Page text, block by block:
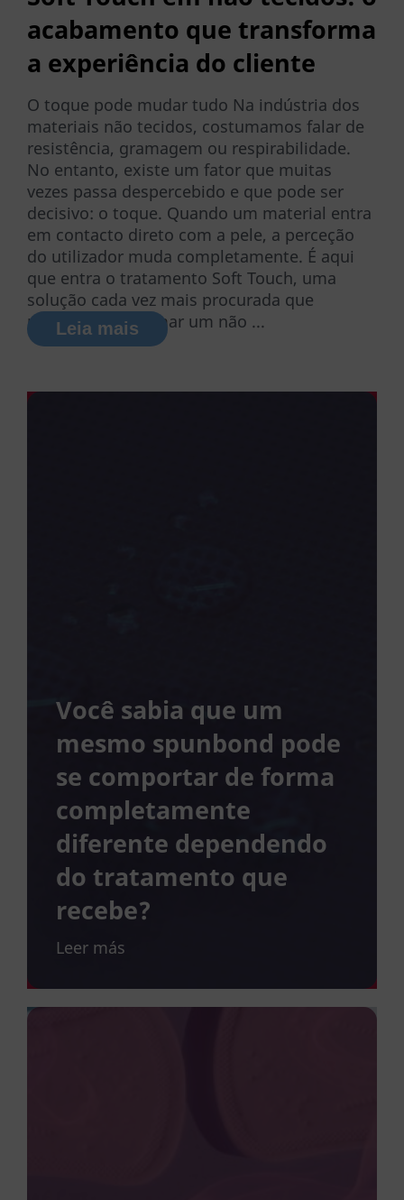
acabamento que transforma
a experiência do cliente
O toque pode mudar tudo Na indústria dos
materiais não tecidos, costumamos falar de
resistência, gramagem ou respirabilidade.
No entanto, existe um fator que muitas
vezes passa despercebido e que pode ser
decisivo: o toque. Quando um material entra
em contacto direto com a pele, a perceção
do utilizador muda completamente. É aqui
que entra o tratamento Soft Touch, uma
solução cada vez mais procurada que
permite transformar um não ...
Leia mais
Você sabia que um
mesmo spunbond pode
se comportar de forma
completamente
diferente dependendo
do tratamento que
recebe?
Leer más